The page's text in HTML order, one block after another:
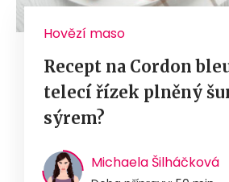
Hovězí maso
Recept na Cordon
telecí řízek plněný
sýrem?
Michaela Šilháčková